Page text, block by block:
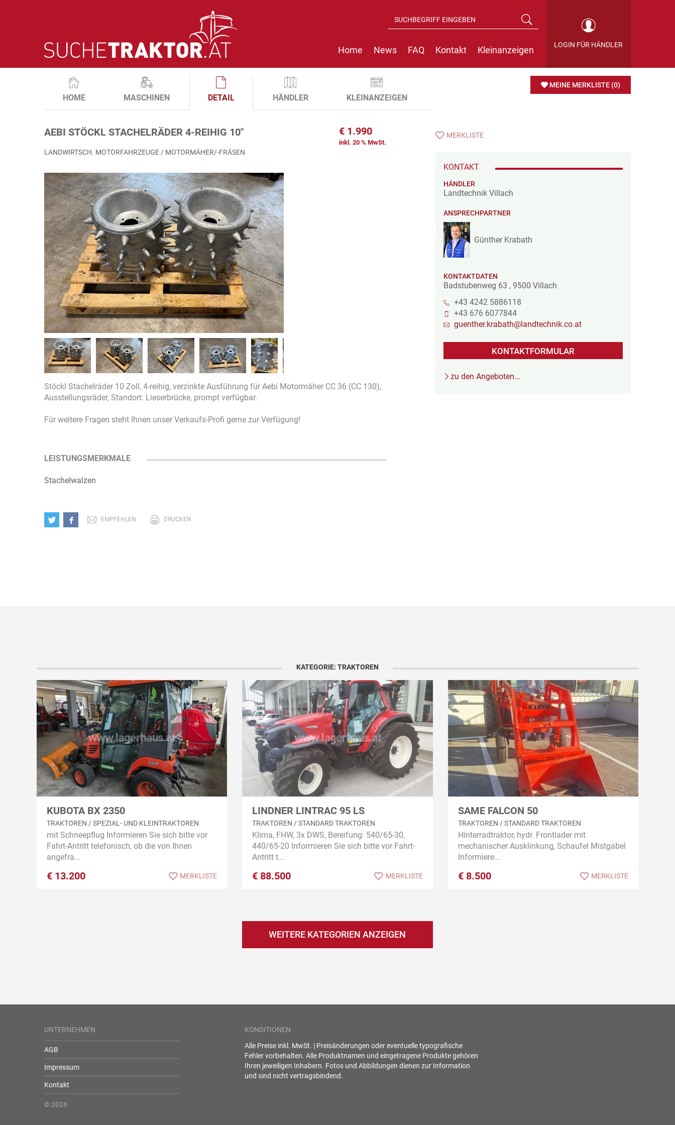
LOGIN FÜR HÄNDLER
Home News FAQ Kontakt Kleinanzeigen
MEINE MERKLISTE (0)
HOME MASCHINEN DETAIL HÄNDLER KLEINANZEIGEN
AEBI STÖCKL STACHELRÄDER 4-REIHIG 10" € 1.990
inkl. 20 % MwSt.
LANDWIRTSCH. MOTORFAHRZEUGE / MOTORMÄHER/-FRÄSEN
Stöckl Stachelräder 10 Zoll, 4-reihig, verzinkte Ausführung für Aebi Motormäher CC 36 (CC 130),
Ausstellungsräder, Standort: Lieserbrücke, prompt verfügbar.
Für weitere Fragen steht Ihnen unser Verkaufs-Profi gerne zur Verfügung!
LEISTUNGSMERKMALE
Stachelwalzen
EMPFEHLEN DRUCKEN
MERKLISTE
KONTAKT
HÄNDLER
Landtechnik Villach
ANSPRECHPARTNER
Günther Krabath
KONTAKTDATEN
Badstubenweg 63 , 9500 Villach
+43 4242 5886118
+43 676 6077844
guenther.krabath@landtechnik.co.at
KONTAKTFORMULAR
zu den Angeboten...
KATEGORIE: TRAKTOREN
KUBOTA BX 2350
TRAKTOREN / SPEZIAL- UND KLEINTRAKTOREN
mit Schneepflug Informieren Sie sich bitte vor
Fahrt-Antritt telefonisch, ob die von Ihnen
angefra...
€ 13.200 MERKLISTE
LINDNER LINTRAC 95 LS
TRAKTOREN / STANDARD TRAKTOREN
Klima, FHW, 3x DWS, Bereifung: 540/65-30,
440/65-20 Informieren Sie sich bitte vor Fahrt-
Antritt t...
€ 88.500 MERKLISTE
SAME FALCON 50
TRAKTOREN / STANDARD TRAKTOREN
Hinterradtraktor, hydr. Frontlader mit
mechanischer Ausklinkung, Schaufel Mistgabel
Informiere...
€ 8.500 MERKLISTE
WEITERE KATEGORIEN ANZEIGEN
UNTERNEHMEN
AGB
Impressum
Kontakt
© 2026
KONDITIONEN
Alle Preise inkl. MwSt. | Preisänderungen oder eventuelle typografische
Fehler vorbehalten. Alle Produktnamen und eingetragene Produkte gehören
Ihren jeweiligen Inhabern. Fotos und Abbildungen dienen zur Information
und sind nicht vertragsbindend.